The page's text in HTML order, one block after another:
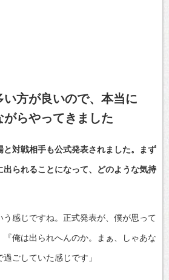
方が良いので、本当に
らやってきました
対戦相手も公式発表されました。まず
られることになって、どのような気持
う感じですね。正式発表が、僕が思って
『俺は出られへんのか。まぁ、しゃあな
ごしていた感じです」